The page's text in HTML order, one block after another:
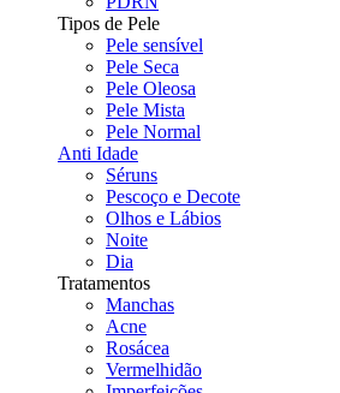
Tipos de Pele
Pele sensível
Pele Seca
Pele Oleosa
Pele Mista
Pele Normal
Anti Idade
Séruns
Pescoço e Decote
Olhos e Lábios
Noite
Dia
Tratamentos
Manchas
Acne
Rosácea
Vermelhidão